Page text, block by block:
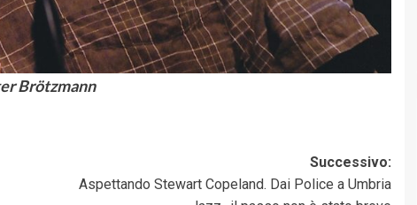
Brötzmann
Successivo:
Aspettando Stewart Copeland. Dai Police a Umbria